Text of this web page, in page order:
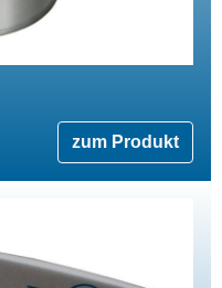
zum Produkt